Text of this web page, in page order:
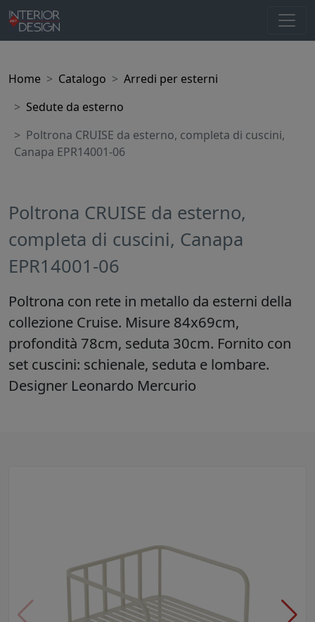
Home Catalogo
Arredi per esterni
Sedute da esterno
Poltrona CRUISE da esterno, completa di cuscini,
Canapa EPR14001-06
Poltrona CRUISE da esterno,
completa di cuscini, Canapa
EPR14001-06
Poltrona con rete in metallo da esterni della
collezione Cruise. Misure 84x69cm,
profondità 78cm, seduta 30cm. Fornito con
set cuscini: schienale, seduta e lombare.
Designer Leonardo Mercurio